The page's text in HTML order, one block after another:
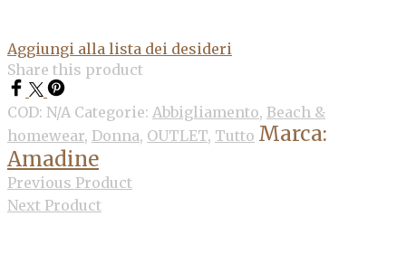
Aggiungi alla lista dei desideri
Share this product
COD: N/A Categorie: Abbigliamento, Beach &
homewear, Donna, OUTLET, Tutto Marca:
Amadine
Previous Product
Next Product